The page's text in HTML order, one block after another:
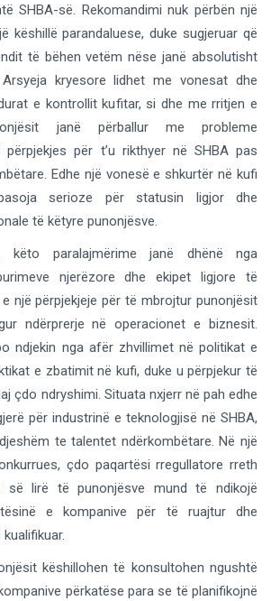
SHBA-së. Rekomandimi nuk përbën një
këshillë parandaluese, duke sugjeruar që
të bëhen vetëm nëse janë absolutisht
kryesore lidhet me vonesat dhe
e kontrollit kufitar, si dhe me rritjen e
janë përballur me probleme
përpjekjes për t’u rikthyer në SHBA pas
Edhe një vonesë e shkurtër në kufi
serioze për statusin ligjor dhe
të këtyre punonjësve.
këto paralajmërime janë dhënë nga
njerëzore dhe ekipet ligjore të
një përpjekjeje për të mbrojtur punonjësit
ndërprerje në operacionet e biznesit.
ndjekin nga afër zhvillimet në politikat e
e zbatimit në kufi, duke u përpjekur të
çdo ndryshimi. Situata nxjerr në pah edhe
për industrinë e teknologjisë në SHBA,
te talentet ndërkombëtare. Në një
çdo paqartësi rregullatore rreth
së lirë të punonjësve mund të ndikojë
e kompanive për të ruajtur dhe
këshillohen të konsultohen ngushtë
përkatëse para se të planifikojnë